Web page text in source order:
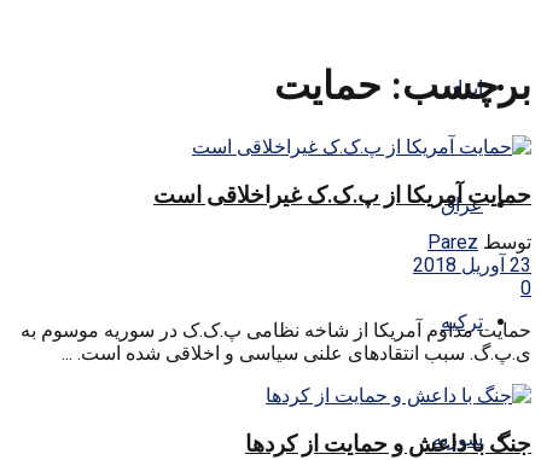
ایران
عراق
ترکیه
سوریه
برچسب: حمايت
حمایت آمریکا از پ.ک.ک غیراخلاقی است
توسط Parez
23 آوریل 2018
0
حمایت مداوم آمریکا از شاخه نظامی پ.ک.ک در سوریه موسوم به
ی.پ.گ. سبب انتقادهای علنی سیاسی و اخلاقی شده است. ...
جنگ با داعش و حمایت از کردها